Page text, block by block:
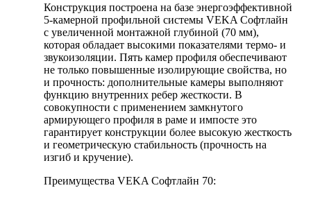
Конструкция построена на базе энергоэффективной
5-камерной профильной системы VEKA Софтлайн
с увеличенной монтажной глубиной (70 мм),
которая обладает высокими показателями термо- и
звукоизоляции. Пять камер профиля обеспечивают
не только повышенные изолирующие свойства, но
и прочность: дополнительные камеры выполняют
функцию внутренних ребер жесткости. В
совокупности с применением замкнутого
армирующего профиля в раме и импосте это
гарантирует конструкции более высокую жесткость
и геометрическую стабильность (прочность на
изгиб и кручение).
Преимущества VEKA Софтлайн 70: